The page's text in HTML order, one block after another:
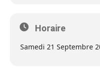
Horaire
Samedi 21 Septembre